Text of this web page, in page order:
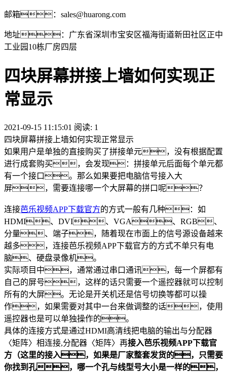
邮箱：sales@huarong.com
地址：广东省深圳市宝安区福海街道新田社区正中
工业园10栋厂房四层
四块屏幕拼接上墙如何实现正
常显示
2021-09-15 11:15:01 阅读: 1
四块屏幕拼接上墙如何实现正常显示
如果用户是单独的直接购买了拼接单元，没有根据配置
进行成套购买，会发现：拼接单元后面每个单元都
有一个接口。那么如果要把电脑信号接入大
屏，需要连接哪一个大屏幕的拼口呢？
连接芭乐视频APP下载官方的方式一般有几种：如
HDMI、DVI、VGA、RGB、
分量、端子，随着现在市面上的信号源设备越来
越多，连接芭乐视频APP下载官方的方式不单只有电
脑、硬盘录像机。
实际项目中，通常通过串口通讯，每一个屏都有
自己的屏号，这样的话只需要一个遥控器就可以控制
所有的大屏。无论是开关机还是信号切换等都可以操
作，如果需要对其中一台来做调整的话，使用
遥控器也是可以单独操作的。
具体的连接方式是通过HDMI高清线把电脑的输出与分配器
〈矩阵〉相连接,分配器〈矩阵〉再接入芭乐视频APP下载官
方（这里的接入，如果是厂家整套发货的，只需要
你找到孔，哪一个孔与线型号大小是一样的，